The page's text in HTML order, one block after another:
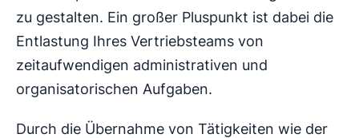
zu gestalten. Ein großer Pluspunkt ist dabei die
Entlastung Ihres Vertriebsteams von
zeitaufwendigen administrativen und
organisatorischen Aufgaben.
Durch die Übernahme von Tätigkeiten wie der